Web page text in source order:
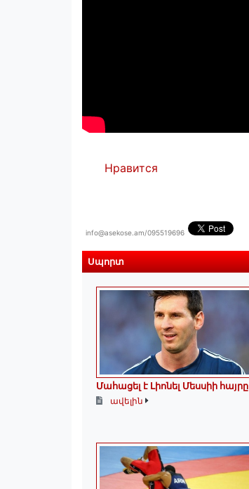
Нравится
info@asekose.am/095519696
Սպորտ
Մահացել է Լիոնել Մեսսիի հայրը
ավելին